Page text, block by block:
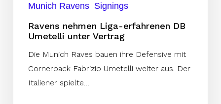
Munich Ravens Signings
Ravens nehmen Liga-erfahrenen DB
Umetelli unter Vertrag
Die Munich Raves bauen ihre Defensive mit
Cornerback Fabrizio Umetelli weiter aus. Der
Italiener spielte…